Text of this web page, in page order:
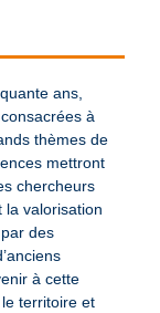
ans,
à
thèmes de
mettront
chercheurs
la valorisation
des
à cette
territoire et